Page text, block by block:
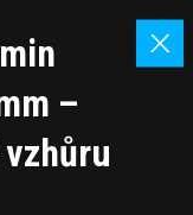
–